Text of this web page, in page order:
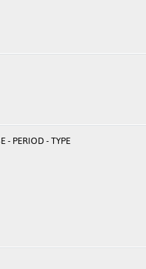
- PERIOD - TYPE